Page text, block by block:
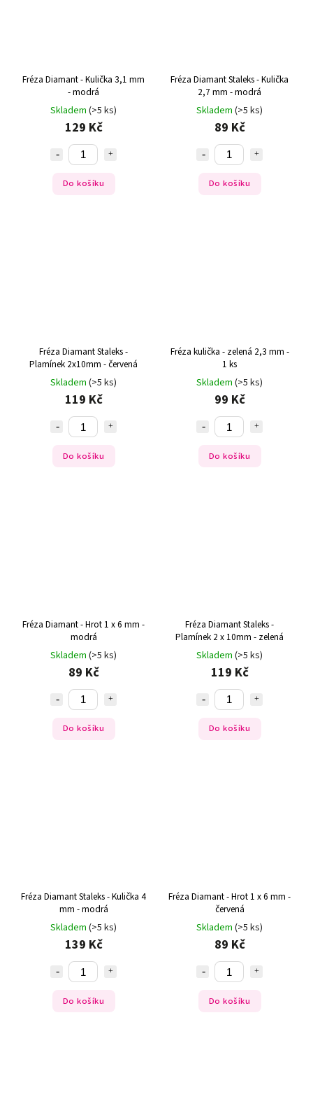
Fréza Diamant - Kulička 3,1 mm
- modrá
Skladem (>5 ks)
129 Kč
Do košíku
Fréza Diamant Staleks - Kulička
2,7 mm - modrá
Skladem (>5 ks)
89 Kč
Do košíku
Fréza Diamant Staleks -
Plamínek 2x10mm - červená
Skladem (>5 ks)
119 Kč
Do košíku
Fréza kulička - zelená 2,3 mm -
1 ks
Skladem (>5 ks)
99 Kč
Do košíku
Fréza Diamant - Hrot 1 x 6 mm -
modrá
Skladem (>5 ks)
89 Kč
Do košíku
Fréza Diamant Staleks -
Plamínek 2 x 10mm - zelená
Skladem (>5 ks)
119 Kč
Do košíku
Fréza Diamant Staleks - Kulička 4
mm - modrá
Skladem (>5 ks)
139 Kč
Do košíku
Fréza Diamant - Hrot 1 x 6 mm -
červená
Skladem (>5 ks)
89 Kč
Do košíku